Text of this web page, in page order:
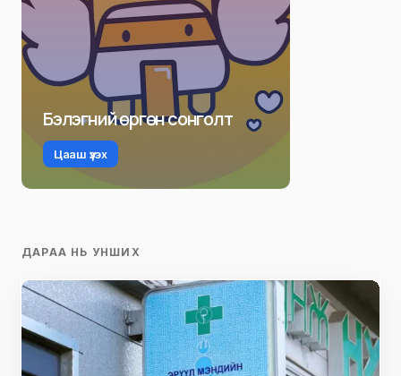
Бэлэгний өргөн сонголт
Цааш үзэх
ДАРАА НЬ УНШИХ